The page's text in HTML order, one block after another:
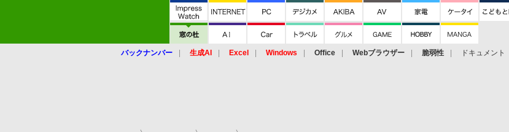
バックナンバー 生成AI Excel Windows Office Webブラウザー 脆弱性 ドキュメント